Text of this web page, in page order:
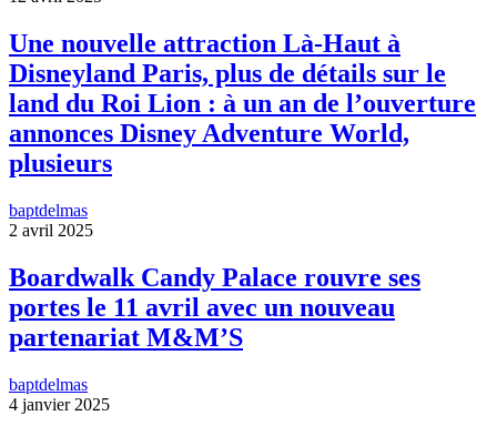
Une nouvelle attraction Là-Haut à
Disneyland Paris, plus de détails sur le
land du Roi Lion : à un an de l’ouverture
annonces Disney Adventure World,
plusieurs
baptdelmas
2 avril 2025
Boardwalk Candy Palace rouvre ses
portes le 11 avril avec un nouveau
partenariat M&M’S
baptdelmas
4 janvier 2025